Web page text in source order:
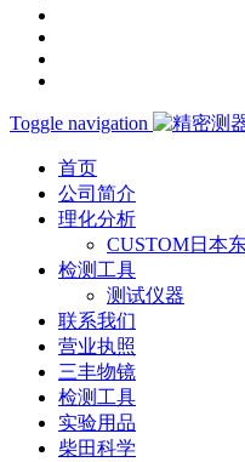
Toggle navigation
首页
公司简介
理化分析
CUSTOM日本
检测工具
测试仪器
联系我们
营业执照
三丰物镜
检测工具
实验用品
柴田科学